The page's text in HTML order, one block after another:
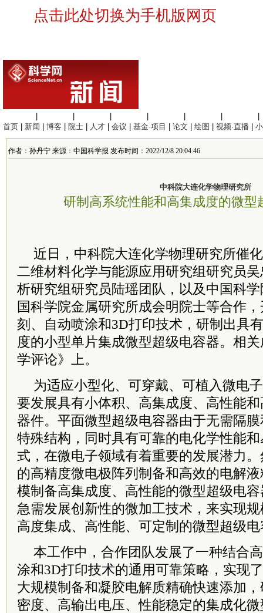
点击此处切换为手机版网页
首页
新闻 博客 院士 人才 会议 基金·项目 论文 绘图 视频·直播
作者：孙丹宁 来源：中国科学报 发布时间：2022/12/8 20:04:46
中科院大连化学物理研究所
研制高系统性能和高集成度的微型
近日，中科院大连化学物理研究所催
二维材料化学与能源应用研究组研究员
析研究组研究员陆瑶团队，以及中国科
国科学院金属研究所成会明院士等合作
刻、自动喷涂和3D打印技术，研制出具
度的小型单片集成微型超级电容器。相
学评论》上。
为适应小型化、可穿戴、可植入微电
要发展具有小体积、高集成度、高性能
器件。平面微型超级电容器由于无需隔
特殊结构，同时具有可靠的电化学性能
式，在微电子领域有着重要的发展潜力
的高精度微电极阵列制备和高效的电解
模制备高集成度、高性能的微型超级电
急需发展创新性的微加工技术，来实现
高度集成、高性能、可定制的微型超级
本工作中，合作团队发展了一种结合
涂和3D打印技术的通用可靠策略，实现
大规模制备和凝胶电解质精确快速添加
密度、高输出电压、性能稳定的集成化